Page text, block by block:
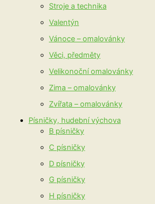
Stroje a technika
Valentýn
Vánoce – omalovánky
Věci, předměty
Velikonoční omalovánky
Zima – omalovánky
Zvířata – omalovánky
Písničky, hudební výchova
B písničky
C písničky
D písničky
G písničky
H písničky